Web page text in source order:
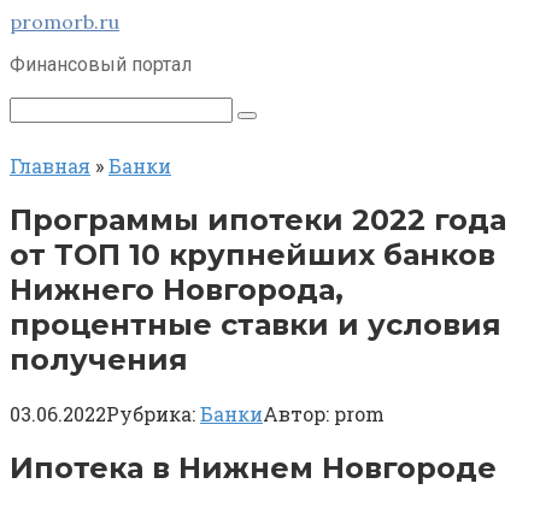
Перейти
контенту
promorb.ru
Финансовый портал
Поиск:
Главная »Банки
Программы ипотеки 2022 года
от ТОП 10 крупнейших банков
Нижнего Новгорода,
процентные ставки и условия
получения
03.06.2022Рубрика:БанкиАвтор: prom
Ипотека в Нижнем Новгороде